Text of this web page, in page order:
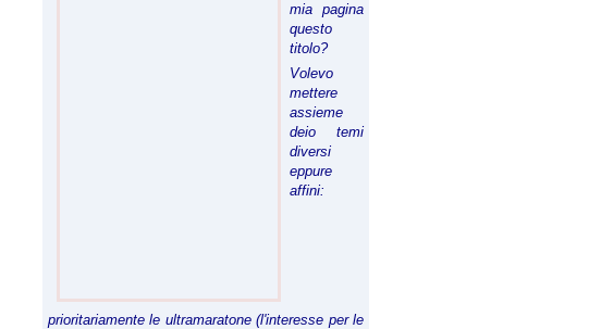
mia pagina
questo
titolo?
Volevo
mettere
assieme
deio temi
diversi
eppure
affini:
prioritariamente le ultramaratone (l'interesse per le